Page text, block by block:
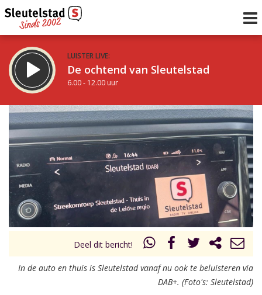
LUISTER LIVE:
De ochtend van Sleutelstad
6.00 - 12.00 uur
STRAKS:
De middag van Sleutelstad
12.00 - 17.00 uur
Vorig uur
uur 1 van 0 Volgend uur
Deel dit bericht!
In de auto en thuis is Sleutelstad vanaf nu ook te beluisteren via
DAB+. (Foto's: Sleutelstad)